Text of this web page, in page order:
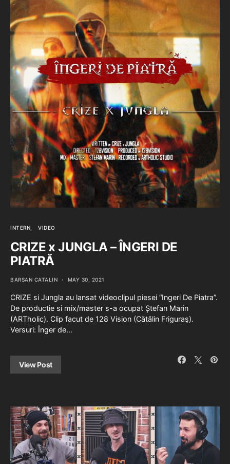
INTERN VIDEO
CRIZE x JUNGLA – ÎNGERI DE
PIATRĂ
BARSAN CATALIN MAY 30, 2021
CRIZE si Jungla au lansat videoclipul piesei “Ingeri De Piatra”.
De productie si mix/master s-a ocupat Ștefan Marin
(ARTholic). Clip facut de 128 Vision (Cătălin Friguraş).
Versuri: Înger de…
View Post